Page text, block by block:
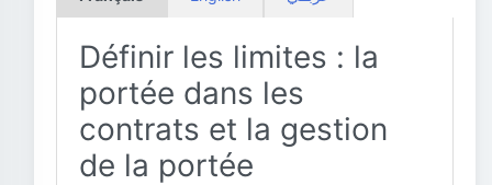
Définir les limites : la
portée dans les
contrats et la gestion
de la portée